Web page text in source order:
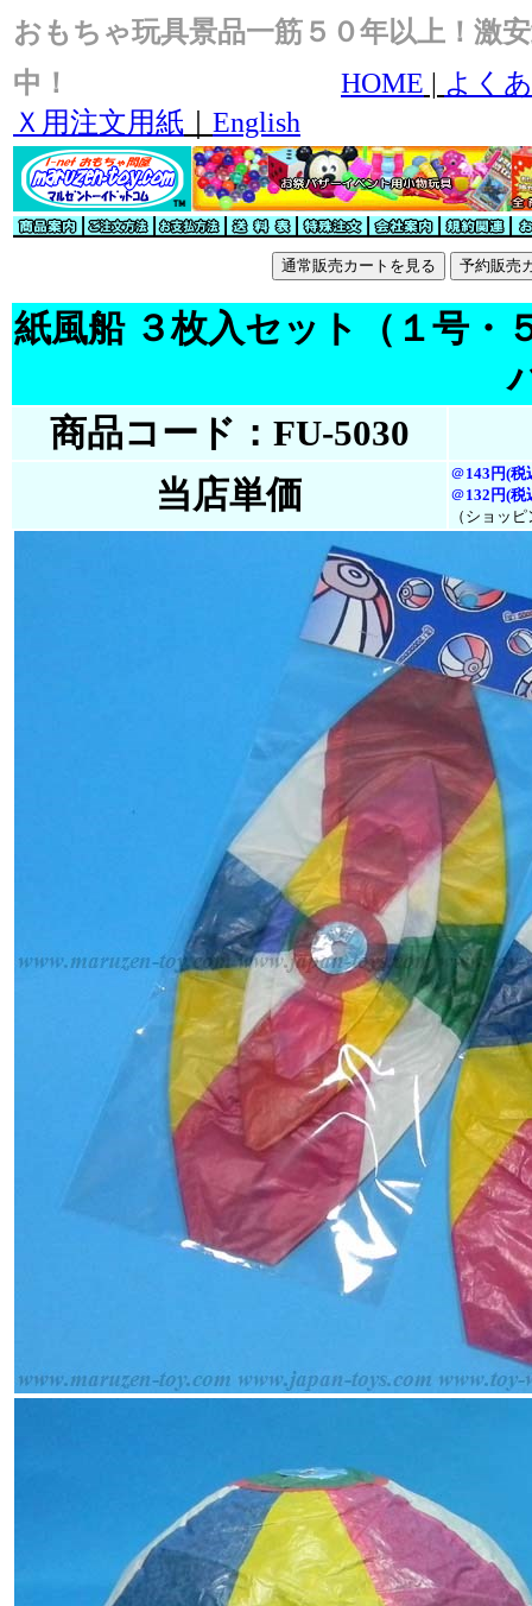
おもちゃ玩具景品一筋５０年以上！激
中！
HOME | よく
Ｘ用注文用紙
English
紙風船 ３枚入セット（１号・
商品コード：FU-5030
当店単価
＠143円(税
＠132円(税
（ショッ